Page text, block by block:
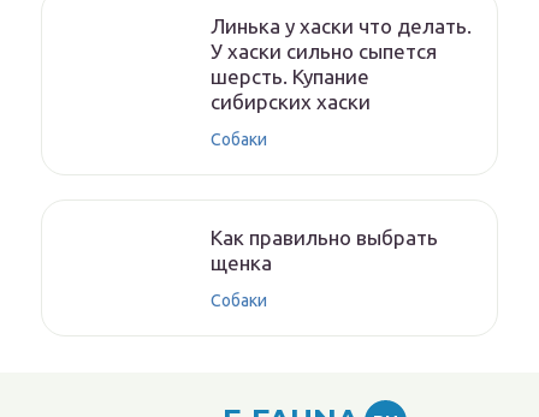
Линька у хаски что делать.
У хаски сильно сыпется
шерсть. Купание
сибирских хаски
Собаки
Как правильно выбрать
щенка
Собаки